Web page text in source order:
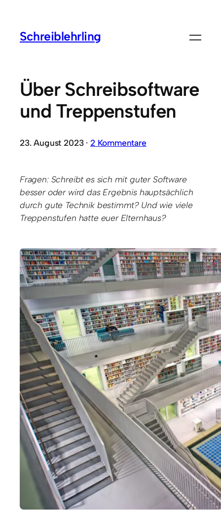
Schreiblehrling
Über Schreibsoftware
und Treppenstufen
23. August 2023 · 2 Kommentare
Fragen: Schreibt es sich mit guter Software
besser oder wird das Ergebnis hauptsächlich
durch gute Technik bestimmt? Und wie viele
Treppenstufen hatte euer Elternhaus?